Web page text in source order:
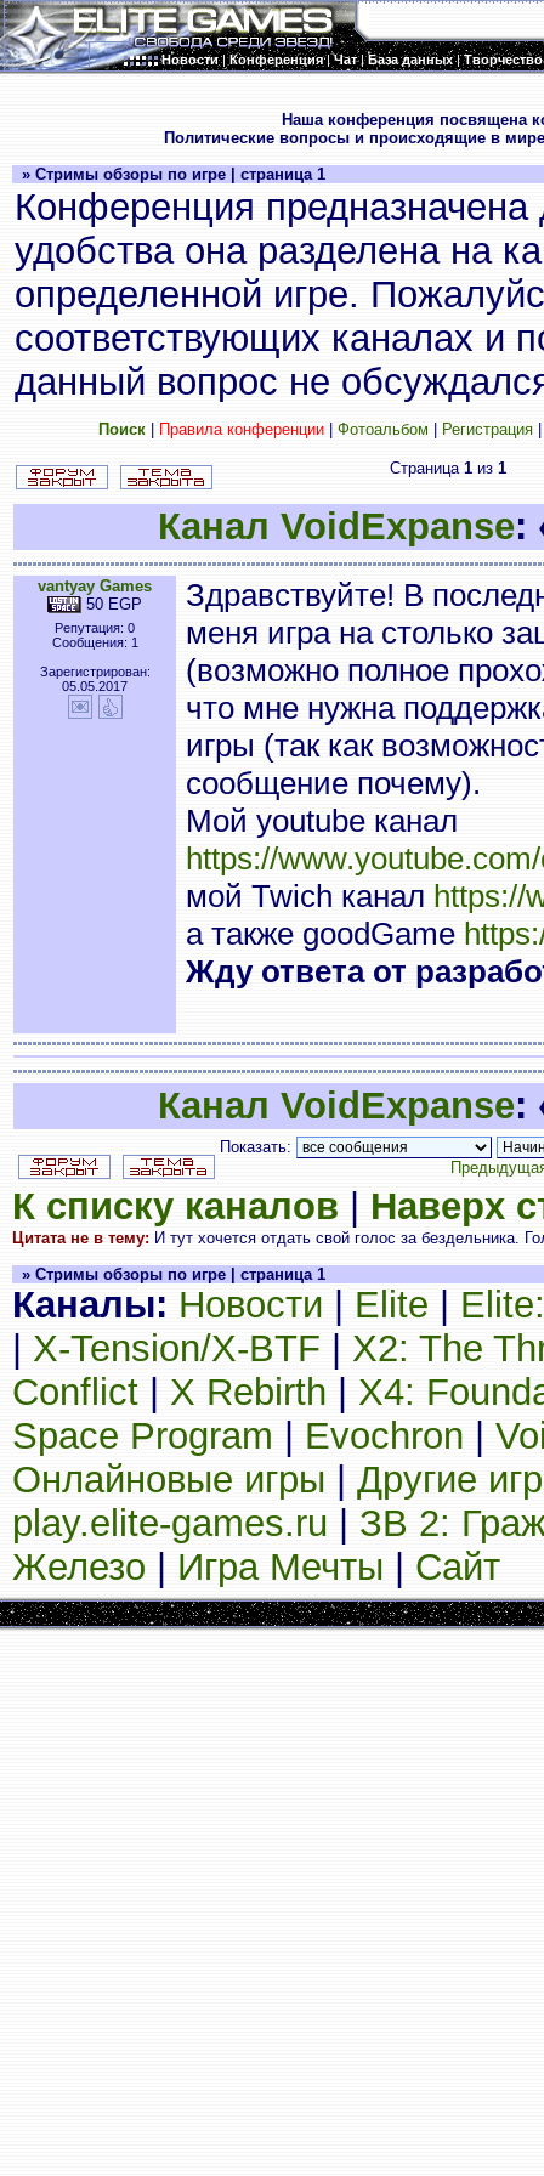
Новости|Конференция|Чат|База данных|Творчество
Наша конференция посвящена
Политические вопросы и происходящие в
» Стримы обзоры по игре | страница 1
Конференция
удобства она разделена на
определенной игре.
соответствующих каналах и
данный вопрос не
Поиск| Правила конференции| Фотоальбом Регистрация
Страница 1из 1
Канал VoidExpanse:
vantyay Games
50 EGP
Репутация: 0
Сообщения: 1
Зарегистрирован:
05.05.2017
Здравствуйте! В
меня игра на столько
(возможно полное
что мне нужна
игры (так как
сообщение почему).
Мой youtube канал
https://
мой Twich канал https://
а также goodGame
Жду ответа от
Канал VoidExpanse:
Показать:
К списку каналов Наверх
Цитата не в тему: И тут хочется отдать свой голос за бездельника.
» Стримы обзоры по игре | страница 1
Каналы: Новости Elite
X-Tension/X-BTF
X2: The
Conflict
X Rebirth
X4:
Space Program
Evochron
Онлайновые игры
Другие
play.elite-games.ru
ЗВ 2:
Железо
Игра Мечты Сайт